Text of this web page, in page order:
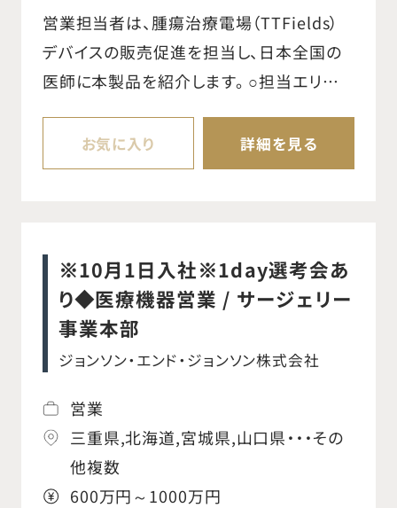
と安心をトータルでサポートします。 単なる
メンテナンスにとどまらず、お客様の課題解
決に寄り添い、最適な提案を行うことが重
営業担当者は、腫瘍治療電場（TTFields）
デバイスの販売促進を担当し、日本全国の
医師に本製品を紹介します。 ○担当エリアの
築き、市場機会を開拓する ○日本営業部の
OKR（目標と成果指標）と戦略を深く理解
トスタッフ）と連携し、市場開発を積極的に
推進する ○医師に対してデバイスに関する
適切な情報を提供し、販売を促進する ○病
院との契約締結およびPMS（販売後調査）
アンケートの信用管理を行う ○治療開始時
に病院や他部署と連携し、デバイスの手配
を行う ○PMSアンケートの説明および回収
を行う ○日々の業務を通じて、チーム内で成
功事例の共有や有効なフィードバックを提
お気に入り 詳細を見る
※10月1日入社※1day選考会あ
り◆医療機器営業 / サージェリー
事業本部
ジョンソン・エンド・ジョンソン株式会社
営業
三重県,北海道,宮城県,山口県・・・その
他複数
600万円～1000万円